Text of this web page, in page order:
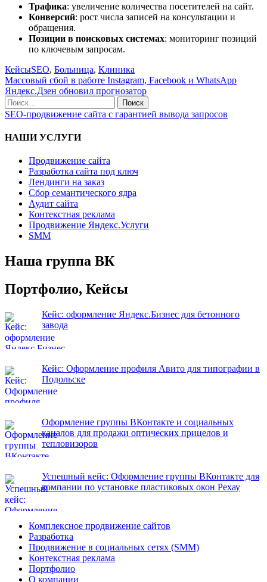
Трафика: увеличение количества посетителей на сайт.
Конверсий: рост числа записей на консультации и
обращения.
Позиции в поисковых системах: мониторинг позиций
по ключевым запросам.
КейсыSEO, Больница, Клиника
Массовый сбой в работе Instagram, Facebook и WhatsApp
Яндекс.Дзен обновил прогнозатор
SEO-продвижение сайта с гарантией вывода запросов
НАШИ УСЛУГИ
Продвижение сайта
Разработка сайта под ключ
Лендинги на заказ
Сбор семантического ядра
Аудит сайта
Контекстная реклама
Продвижение Яндекс.Услуги
SMM
Наша группа ВК
Портфолио, Кейсы
Кейс: оформление Яндекс.Бизнес для бетонного
завода
Кейс: Оформление профиля Авито для типографии в
Подольске
Оформление группы ВКонтакте и социальных
каналов для продажи оптических прицелов и
тепловизоров
Успешный кейс: Оформление группы ВКонтакте для
компании по установке пластиковых окон Рехау
Комплексное продвижение сайтов
Разработка
Продвижение в социальных сетях (SMM)
Контекстная реклама
Портфолио
О компании